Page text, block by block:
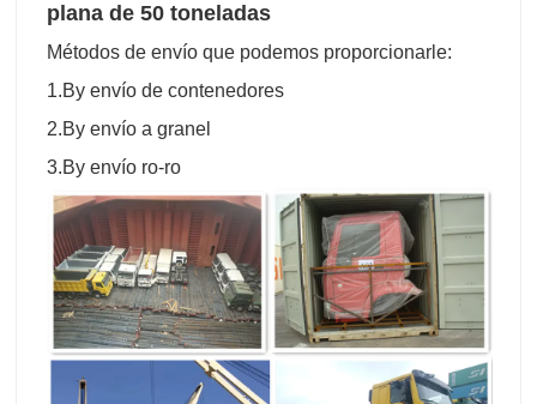
plana de 50 toneladas
Métodos de envío que podemos proporcionarle:
1.By envío de contenedores
2.By envío a granel
3.By envío ro-ro